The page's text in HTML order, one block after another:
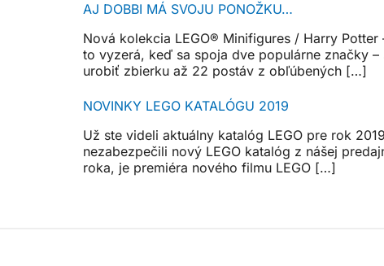
AJ DOBBI MÁ SVOJU PONOŽKU…
Nová kolekcia LEGO® Minifigures / Harry Potter
to vyzerá, keď sa spoja dve populárne značky –
urobiť zbierku až 22 postáv z obľúbených […]
NOVINKY LEGO KATALÓGU 2019
Už ste videli aktuálny katalóg LEGO pre rok
nezabezpečili nový LEGO katalóg z nášej
roka, je premiéra nového filmu LEGO […]